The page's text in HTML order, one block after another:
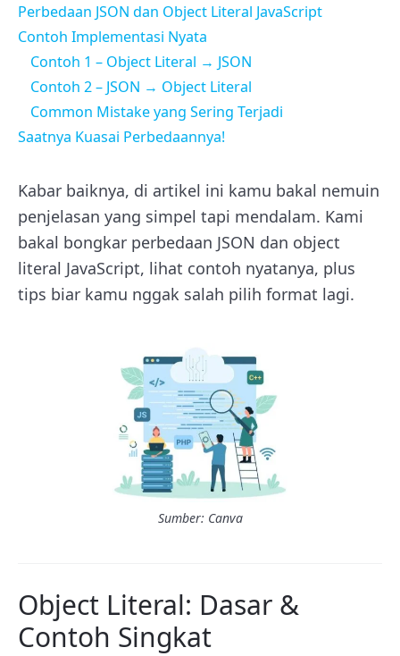
Perbedaan JSON dan Object Literal JavaScript
Contoh Implementasi Nyata
Contoh 1 – Object Literal → JSON
Contoh 2 – JSON → Object Literal
Common Mistake yang Sering Terjadi
Saatnya Kuasai Perbedaannya!
Kabar baiknya, di artikel ini kamu bakal nemuin
penjelasan yang simpel tapi mendalam. Kami
bakal bongkar perbedaan JSON dan object
literal JavaScript, lihat contoh nyatanya, plus
tips biar kamu nggak salah pilih format lagi.
Sumber: Canva
Object Literal: Dasar &
Contoh Singkat